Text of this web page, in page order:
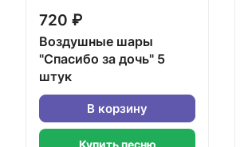
720 ₽
Воздушные шары
"Спасибо за дочь" 5
штук
В корзину